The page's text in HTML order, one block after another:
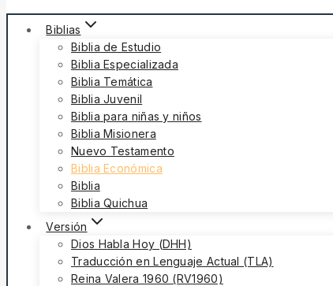
Biblias
Biblia de Estudio
Biblia Especializada
Biblia Temática
Biblia Juvenil
Biblia para niñas y niños
Biblia Misionera
Nuevo Testamento
Biblia Económica
Biblia
Biblia Quichua
Versión
Dios Habla Hoy (DHH)
Traducción en Lenguaje Actual (TLA)
Reina Valera 1960 (RV1960)